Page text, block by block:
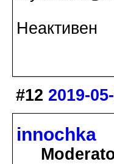
Неактивен
#12 2019-
innochka